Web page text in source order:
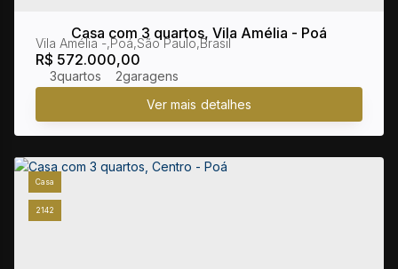
Casa com 3 quartos, Vila Amélia - Poá
R$ 572.000,00
Vila Amélia ,Poá,São Paulo,Brasil
3 2
2142
Casa